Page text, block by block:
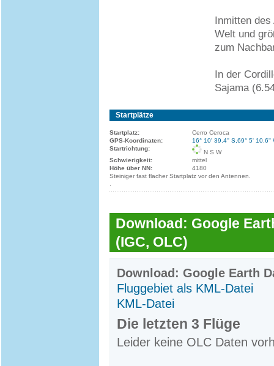
Inmitten
Welt und
zum
In der
Sajama
Startplätze
Startplatz:
Cerro Ceroca
GPS-Koordinaten:
16° 10' 39.4'' S,69° 5' 10.6''
Startrichtung:
N S W
Schwierigkeit:
mittel
Höhe über NN:
4180
Steiniger fast flacher Startplatz vor den Antennen.
Download: Google
(IGC, OLC)
Download: Google Earth
Fluggebiet als KML-Datei
KML-Datei
Die letzten 3 Flüge
Leider keine OLC Daten